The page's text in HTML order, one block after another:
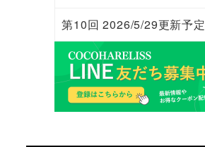
第10回 2026/5/29更新予定